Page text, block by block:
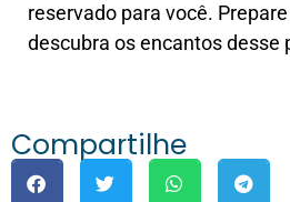
reservado para você.
descubra os encantos desse
Compartilhe